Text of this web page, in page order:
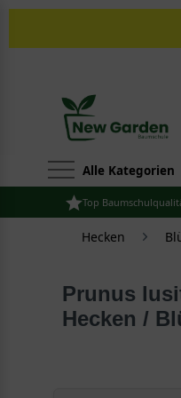
Alle Kategorien
Top
Hecken
Prunus
Hecken /